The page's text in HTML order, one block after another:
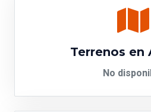
Terrenos en
No